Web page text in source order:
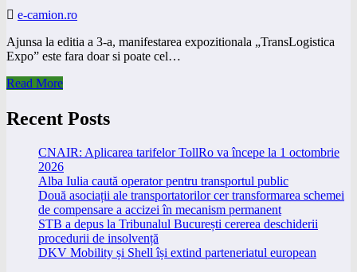
e-camion.ro
Ajunsa la editia a 3-a, manifestarea expozitionala „TransLogistica
Expo” este fara doar si poate cel…
Read More
Recent Posts
CNAIR: Aplicarea tarifelor TollRo va începe la 1 octombrie
2026
Alba Iulia caută operator pentru transportul public
Două asociații ale transportatorilor cer transformarea schemei
de compensare a accizei în mecanism permanent
STB a depus la Tribunalul București cererea deschiderii
procedurii de insolvență
DKV Mobility și Shell își extind parteneriatul european